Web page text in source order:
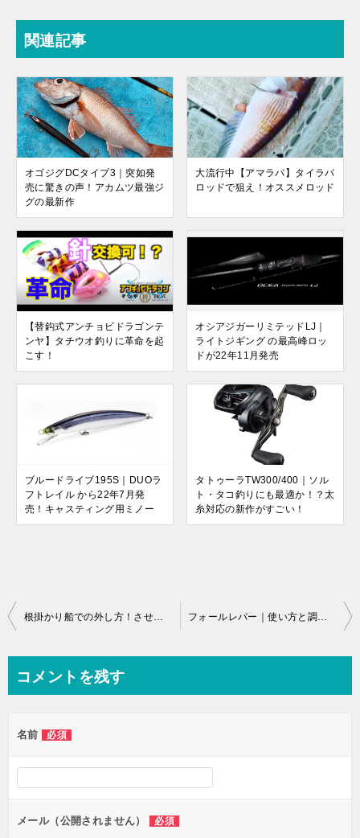
関連記事
オゴジグDCタイプ3｜突如発
売に驚きの声！アカムツ最強ジ
グの最新作
大流行中【アマラバ】タイラバ
ロッドで狙え！オススメロッド
【替鈎式アンチョビドラゴンテ
ンヤ】タチウオ釣りに革命を起
こす！
オシアジガーリミテッドLJ｜
ライトジギング の最高峰ロッ
ドが22年11月発売
ブルードライブ195S｜DUOラ
フトレイル から22年7月発
売！キャスティング用ミノー
タトゥーラTW300/400｜ソル
ト・タコ釣りにも最適か！？太
糸対応の新作がすごい！
投
ビ
ー
シ
ョ
ン
根掛かり船での外し方！させない方法は即しゃくり【オフショアジギング編】 フォールレバー｜使い方と調整方法。本当に必要？いらないという意見も
コメントを残す
名前 必須
メール（公開されません） 必須